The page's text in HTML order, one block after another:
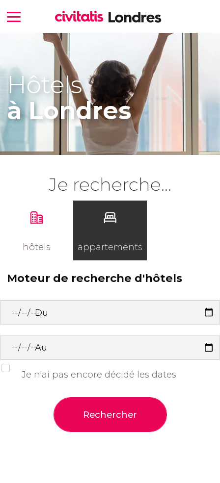
Hôtels
à Londres
Je recherche...
hôtels appartements
Moteur de recherche d'hôtels
Du
Au
Je n'ai pas encore décidé les dates
Rechercher